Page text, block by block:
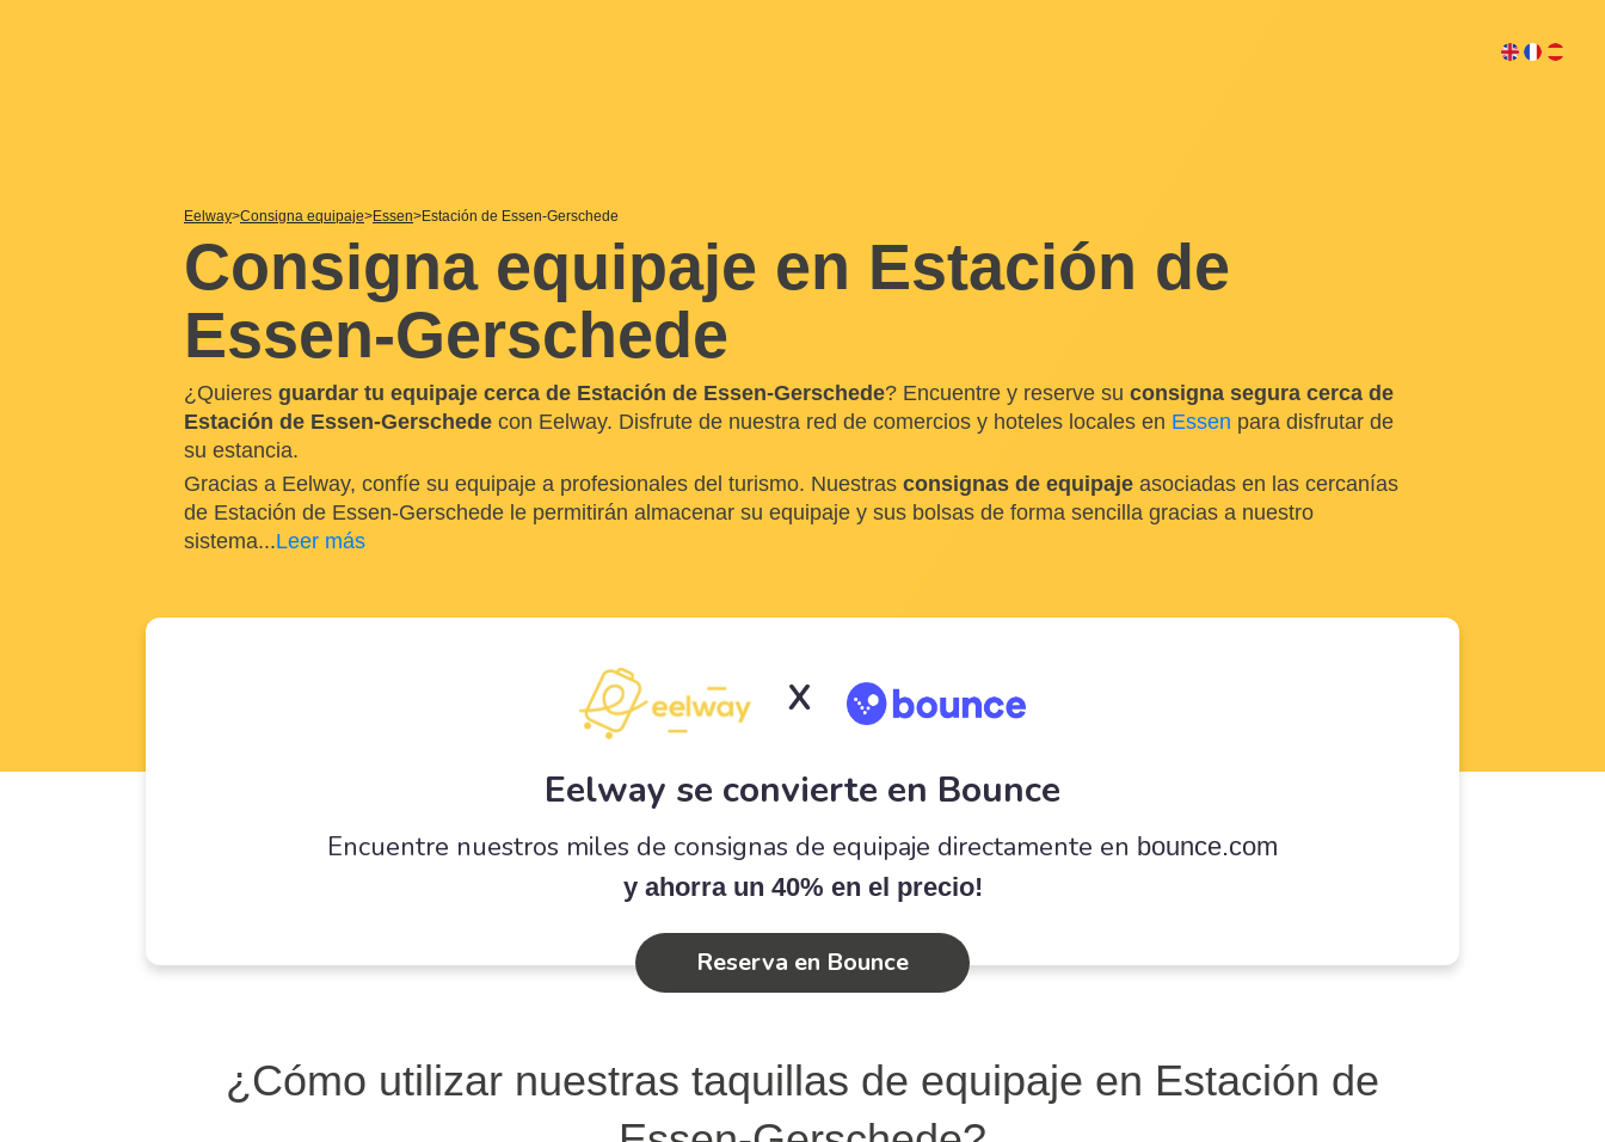
Eelway Consigna equipaje Essen Estación de Essen-Gerschede
Consigna equipaje en Estación de
Essen-Gerschede
¿Quieres guardar tu equipaje cerca de Estación de Essen-Gerschede? Encuentre y reserve su consigna segura cerca de
Estación de Essen-Gerschede con Eelway. Disfrute de nuestra red de comercios y hoteles locales en Essen para disfrutar de
su estancia.
Gracias a Eelway, confíe su equipaje a profesionales del turismo. Nuestras consignas de equipaje asociadas en las cercanías
de Estación de Essen-Gerschede le permitirán almacenar su equipaje y sus bolsas de forma sencilla gracias a nuestro
sistema...Leer más
X
Eelway se convierte en Bounce
Encuentre nuestros miles de consignas de equipaje directamente en bounce.com
y ahorra un 40% en el precio!
Reserva en Bounce
¿Cómo utilizar nuestras taquillas de equipaje en Estación de